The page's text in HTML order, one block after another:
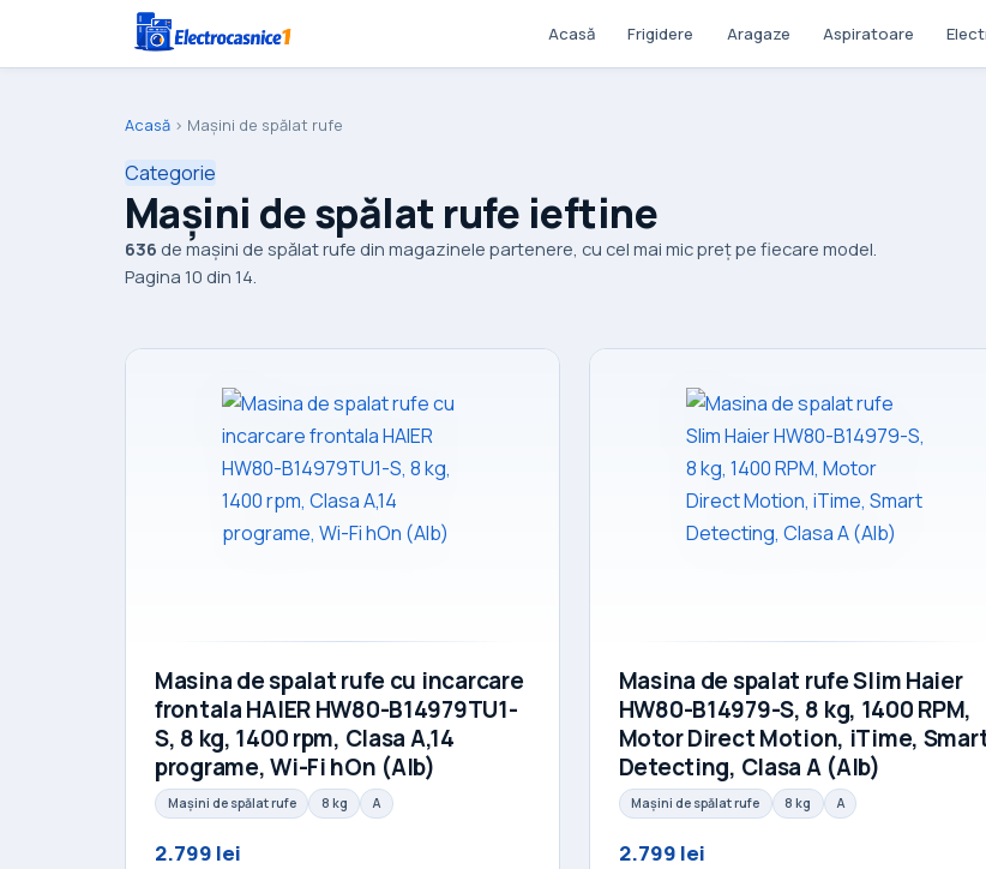
Acasă Frigidere Aragaze Aspiratoare
Acasă › Mașini de spălat rufe
Categorie
Mașini de spălat rufe ieftine
636 de mașini de spălat rufe din magazinele partenere, cu cel mai mic preț pe fiecare model.
Pagina 10 din 14.
Masina de spalat rufe cu incarcare
frontala HAIER HW80-B14979TU1-
S, 8 kg, 1400 rpm, Clasa A,14
programe, Wi-Fi hOn (Alb)
Mașini de spălat rufe 8 kg A
2.799 lei
Masina de spalat rufe Slim Haier
HW80-B14979-S, 8 kg, 1400 RPM,
Motor Direct Motion, iTime,
Detecting, Clasa A (Alb)
Mașini de spălat rufe 8 kg A
2.799 lei